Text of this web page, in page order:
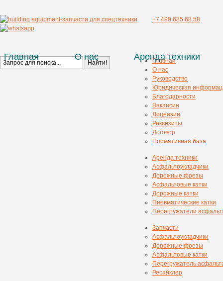
+7 499 685 68 58
Главная О нас Аренда техники
Главная
О нас
Руководство
Юридическая
Благодарности
Вакансии
Лицензии
Реквизиты
Договор
Нормативная база
Аренда техники
Асфальтоукладчики
Дорожные фрезы
Асфальтовые катки
Дорожные катки
Пневматические катки
Перегружатели
Запчасти
Асфальтоукладчики
Дорожные фрезы
Асфальтовые катки
Перегружатель
Ресайклер